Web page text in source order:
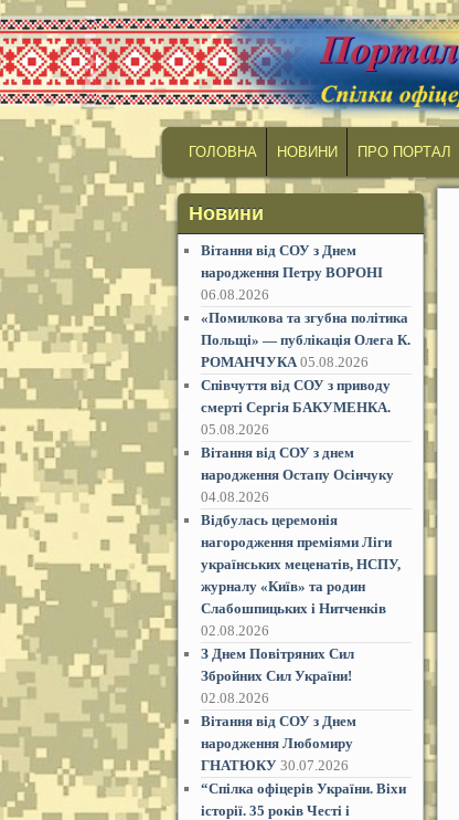
SKIP TO PRIMARY CONTENT
SKIP TO SECONDARY CONTENT
ГОЛОВНА НОВИНИ ПРО ПОРТАЛ
Новини
Вітання від СОУ з Днем
народження Петру ВОРОНІ
06.08.2026
«Помилкова та згубна політика
Польщі» — публікація Олега К.
РОМАНЧУКА 05.08.2026
Співчуття від СОУ з приводу
смерті Сергія БАКУМЕНКА.
05.08.2026
Вітання від СОУ з днем
народження Остапу Осінчуку
04.08.2026
Відбулась церемонія
нагородження преміями Ліги
українських меценатів, НСПУ,
журналу «Київ» та родин
Слабошпицьких і Нитченків
02.08.2026
З Днем Повітряних Сил
Збройних Сил України!
02.08.2026
Вітання від СОУ з Днем
народження Любомиру
ГНАТЮКУ 30.07.2026
“Спілка офіцерів України. Віхи
історії. 35 років Честі і